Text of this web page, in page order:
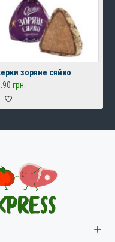
зоряне сяйво
грн.